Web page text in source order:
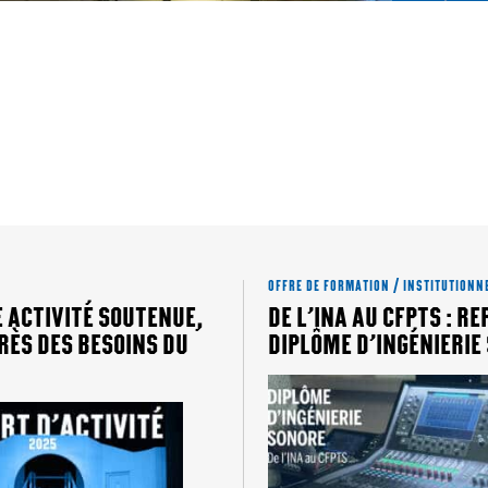
écran
SOUTENUE,
DES BESOINS DU
OFFRE DE FORMATION /
DE L’INA AU CFPTS :
DIPLÔME D’INGÉNIERIE